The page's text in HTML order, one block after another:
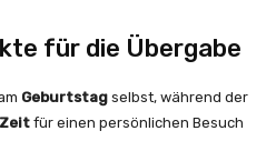
für die Übergabe
Geburtstag selbst, während der
Zeit für einen persönlichen Besuch